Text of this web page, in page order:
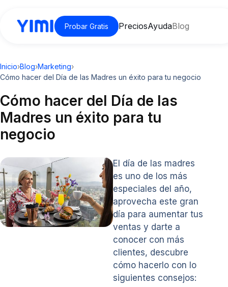
Probar Gratis PreciosAyudaBlog
Inicio›Blog›Marketing›
Cómo hacer del Día de las Madres un éxito para tu negocio
Cómo hacer del Día de las
Madres un éxito para tu
negocio
El día de las madres
es uno de los más
especiales del año,
aprovecha este gran
día para aumentar tus
ventas y darte a
conocer con más
clientes, descubre
cómo hacerlo con lo
siguientes consejos: